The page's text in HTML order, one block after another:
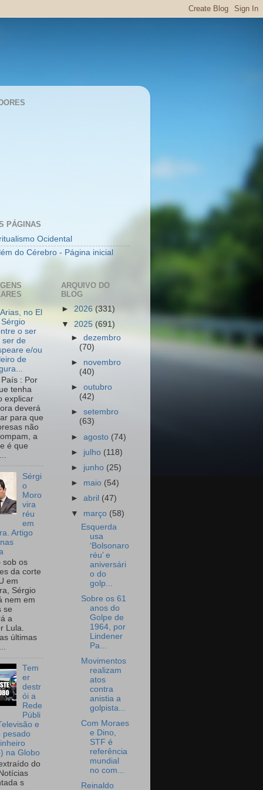
PÁGINAS
Ocidental
do Cérebro - Página inicial
no El
o ser
ser de
e/ou
de
: Por
tenha
explicar
deverá
para que
não
a
é que
Sérgi
o
Moro
vira
réu
em
Artigo
sob os
da corte
em
Sérgio
nem em
se
a
Lula.
últimas
Tem
er
destr
ói a
Rede
Públi
e
pesado
na Globo
do
s
ARQUIVO DO
BLOG
► 2026 (331)
▼ 2025 (691)
►dezembro
(70)
► novembro
(40)
►outubro
(42)
►setembro
(63)
►agosto (74)
► julho (118)
► junho (25)
► maio (54)
►abril (47)
▼ março (58)
Esquerda
usa
‘Bolsonaro
réu’ e
aniversári
o do
golp...
Sobre os 61
anos do
Golpe de
1964, por
Lindener
Pa...
Movimentos
realizam
atos
contra
anistia a
golpista...
Com Moraes
e Dino,
STF é
referência
mundial
no com...
Reinaldo